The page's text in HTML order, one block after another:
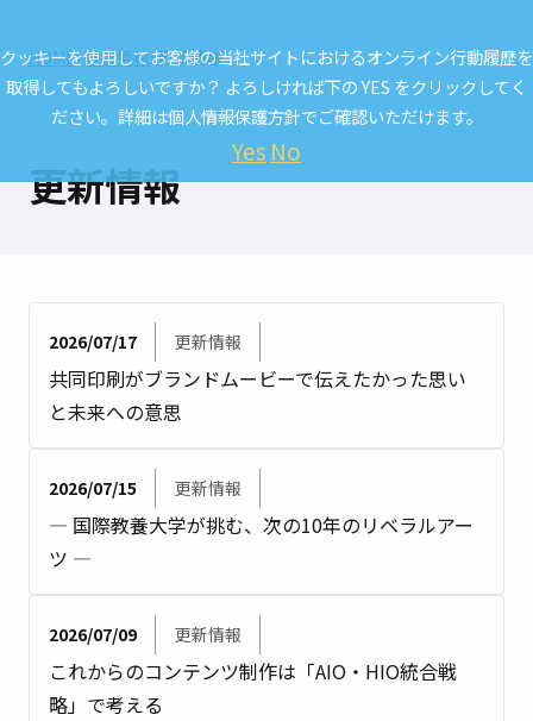
HOME 最新情報 更新情報
更新情報
2026/07/17 更新情報
共同印刷がブランドムービーで伝えたかった思い
と未来への意思
2026/07/15 更新情報
― 国際教養大学が挑む、次の10年のリベラルアー
ツ ―
2026/07/09 更新情報
これからのコンテンツ制作は「AIO・HIO統合戦
略」で考える
クッキーを使用してお客様の当社サイトにおけるオンライン行動履歴を
取得してもよろしいですか？ よろしければ下の YES をクリックしてく
ださい。詳細は個人情報保護方針でご確認いただけます。
Yes No